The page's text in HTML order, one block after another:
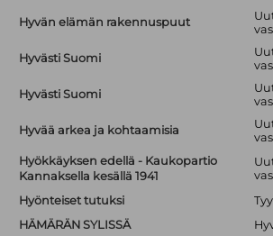
Hyvän elämän rakennuspuut
Hyvästi Suomi
Hyvästi Suomi
Hyvää arkea ja kohtaamisia
Hyökkäyksen edellä - Kaukopartio
Kannaksella kesällä 1941
Hyönteiset tutuksi
HÄMÄRÄN SYLISSÄ